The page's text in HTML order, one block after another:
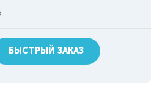
БЫСТРЫЙ ЗАКАЗ